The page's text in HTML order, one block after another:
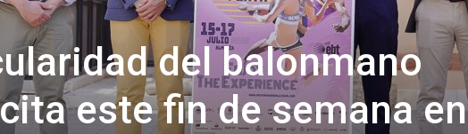
del balonmano
este fin de semana en